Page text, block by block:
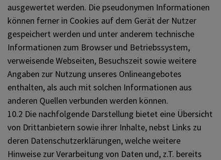
ausgewertet werden. Die pseudonymen Informationen
können ferner in Cookies auf dem Gerät der Nutzer
gespeichert werden und unter anderem technische
Informationen zum Browser und Betriebssystem,
verweisende Webseiten, Besuchszeit sowie weitere
Angaben zur Nutzung unseres Onlineangebotes
enthalten, als auch mit solchen Informationen aus
anderen Quellen verbunden werden können.
10.2 Die nachfolgende Darstellung bietet eine Übersicht
von Drittanbietern sowie ihrer Inhalte, nebst Links zu
deren Datenschutzerklärungen, welche weitere
Hinweise zur Verarbeitung von Daten und, z.T. bereits